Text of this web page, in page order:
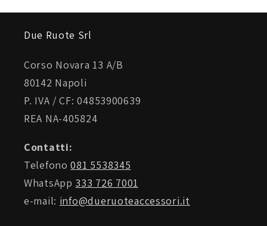
Due Ruote Srl
Corso Novara 13 A/B
80142 Napoli
P. IVA / CF: 04853900639
REA NA-405824
Contatti:
Telefono081 5538345
WhatsApp 333 726 7001
e-mail: info@dueruoteaccessori.it